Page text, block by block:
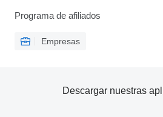
Programa de afiliados
Empresas
Descargar nuestras